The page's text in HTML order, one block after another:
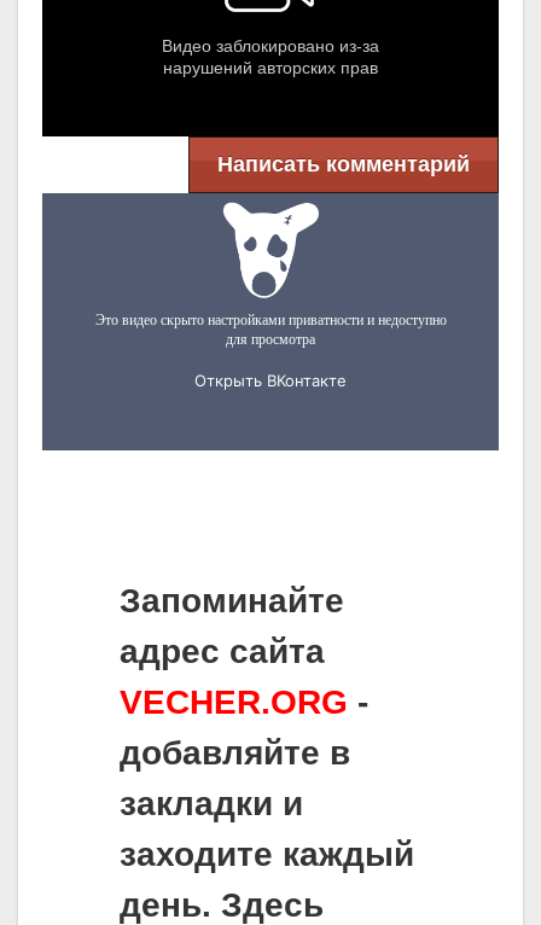
Написать комментарий
Запоминайте
адрес сайта
VECHER.ORG -
добавляйте в
закладки и
заходите каждый
день. Здесь